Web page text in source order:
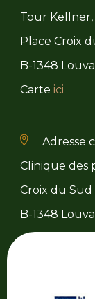
Tour Kellner,
Place Croix
B-1348
Carte ici
Adresse
Clinique des
Croix du Sud
B-1348